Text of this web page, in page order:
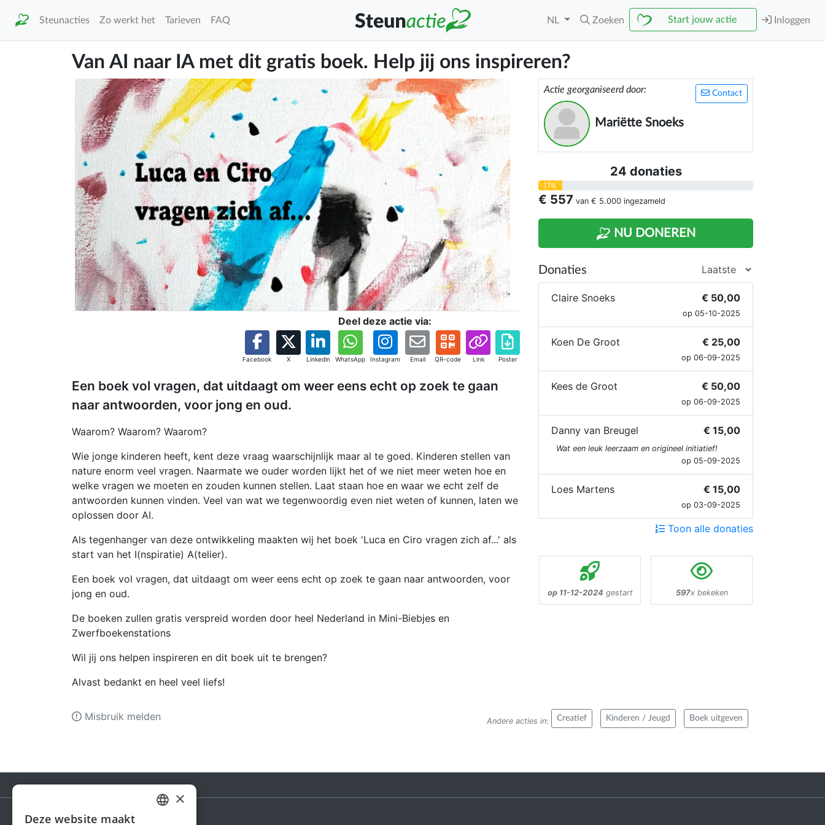
Steunacties Zo werkt het Tarieven FAQ NL Zoeken Start jouw actie Inloggen
Van AI naar IA met dit gratis boek. Help jij ons inspireren?
Deel deze actie via:
Facebook X Linkedin WhatsApp Instagram Email QR-code Link Poster
Een boek vol vragen, dat uitdaagt om weer eens echt op zoek te gaan
naar antwoorden, voor jong en oud.
Waarom? Waarom? Waarom?
Wie jonge kinderen heeft, kent deze vraag waarschijnlijk maar al te goed. Kinderen stellen van
nature enorm veel vragen. Naarmate we ouder worden lijkt het of we niet meer weten hoe en
welke vragen we moeten en zouden kunnen stellen. Laat staan hoe en waar we echt zelf de
antwoorden kunnen vinden. Veel van wat we tegenwoordig even niet weten of kunnen, laten we
oplossen door AI.
Als tegenhanger van deze ontwikkeling maakten wij het boek 'Luca en Ciro vragen zich af...' als
start van het I(nspiratie) A(telier).
Een boek vol vragen, dat uitdaagt om weer eens echt op zoek te gaan naar antwoorden, voor
jong en oud.
De boeken zullen gratis verspreid worden door heel Nederland in Mini-Biebjes en
Zwerfboekenstations
Wil jij ons helpen inspireren en dit boek uit te brengen?
Alvast bedankt en heel veel liefs!
Contact
Actie georganiseerd door:
Mariëtte Snoeks
24 donaties
11%
€ 557 van € 5.000 ingezameld
NU DONEREN
Donaties
Claire Snoeks € 50,00
op 05-10-2025
Koen De Groot € 25,00
op 06-09-2025
Kees de Groot € 50,00
op 06-09-2025
Danny van Breugel € 15,00
Wat een leuk leerzaam en origineel initiatief!
op 05-09-2025
Loes Martens € 15,00
op 03-09-2025
Toon alle donaties
op 11-12-2024 gestart 597x bekeken
Andere acties in: Creatief Kinderen / Jeugd Boek uitgeven
Misbruik melden
×
Deze website maakt